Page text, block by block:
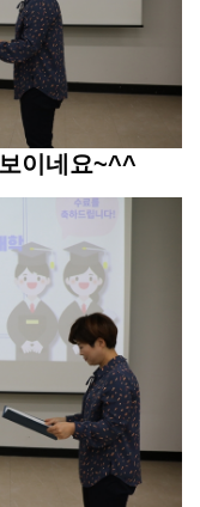
이네요~^^